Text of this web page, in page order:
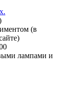
(в
лампами и